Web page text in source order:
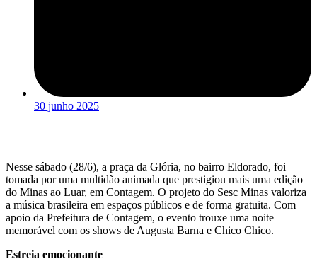
30 junho 2025
Nesse sábado (28/6), a praça da Glória, no bairro Eldorado, foi
tomada por uma multidão animada que prestigiou mais uma edição
do Minas ao Luar, em Contagem. O projeto do Sesc Minas valoriza
a música brasileira em espaços públicos e de forma gratuita. Com
apoio da Prefeitura de Contagem, o evento trouxe uma noite
memorável com os shows de Augusta Barna e Chico Chico.
Estreia emocionante